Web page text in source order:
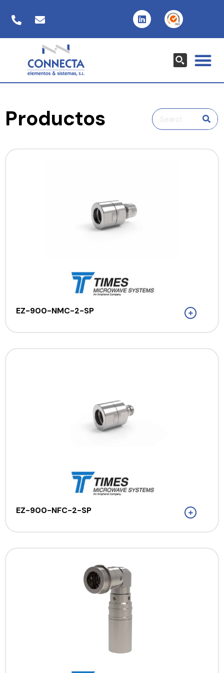
Productos
EZ-900-NMC-2-SP
EZ-900-NFC-2-SP